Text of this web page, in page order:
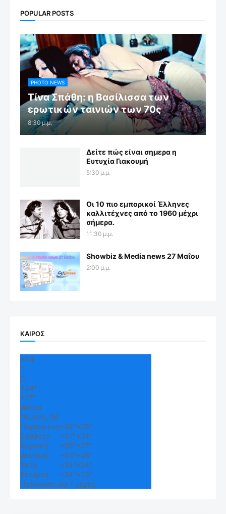
POPULAR POSTS
PHOTO NEWS
Τίνα Σπάθη: η Βασίλισσα των
ερωτικών ταινιών των 70ς
8:30 μ.μ.
Δείτε πώς είναι σημερα η
Ευτυχία Γιακουμή
5:30 μ.μ.
Οι 10 πιο εμπορικοί Έλληνες
καλλιτέχνες από το 1960 μέχρι
σήμερα.
11:30 μ.μ.
Showbiz & Media news 27 Μαΐου
2:00 μ.μ.
ΚΑΙΡΟΣ
+34
°
C
+34°
+27°
Αθήνα
Πέμπτη, 06
Παρασκευή+36°+29°
Σάββατο
+37°+31°
Κυριακή
+36°+27°
Δευτέρα
+33°+26°
Τρίτη
+34°+24°
Τετάρτη
+34°+23°
Πρόγνωση για 7 μέρες